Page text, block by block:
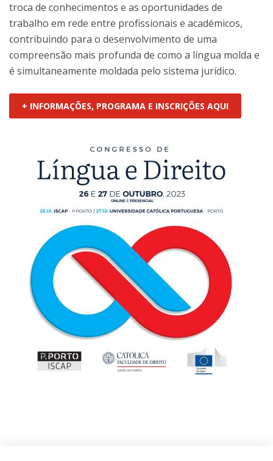
troca de conhecimentos e as oportunidades de
trabalho em rede entre profissionais e académicos,
contribuindo para o desenvolvimento de uma
compreensão mais profunda de como a língua molda e
é simultaneamente moldada pelo sistema jurídico.
+ INFORMAÇÕES, PROGRAMA E INSCRIÇÕES AQUI